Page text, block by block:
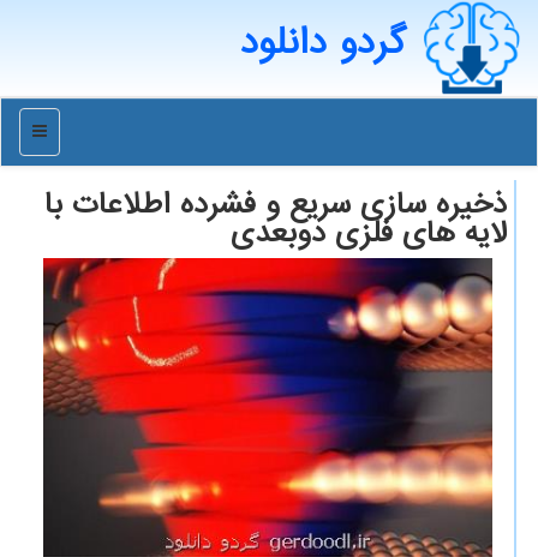
گردو دانلود
منو
ذخیره سازی سریع و فشرده اطلاعات با
لایه های فلزی دوبعدی